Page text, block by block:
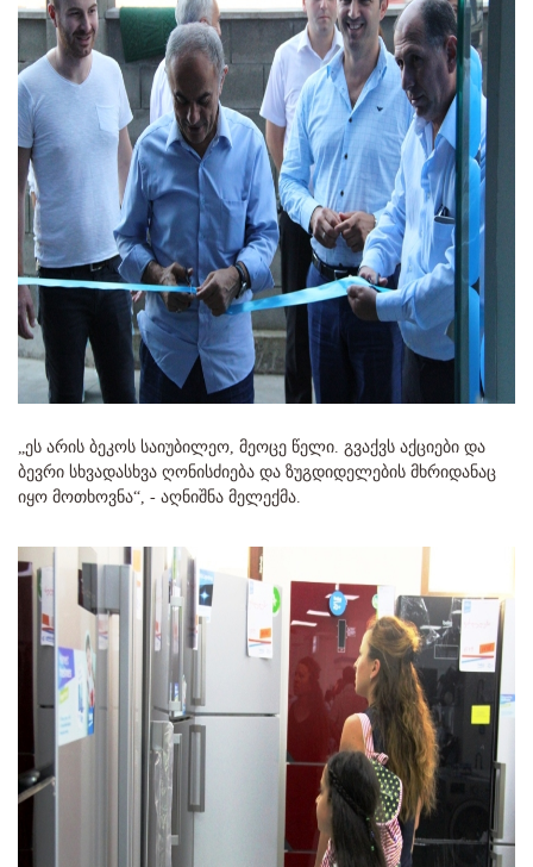
„ეს არის ბეკოს საიუბილეო, მეოცე წელი. გვაქვს აქციები და
ბევრი სხვადასხვა ღონისძიება და ზუგდიდელების მხრიდანაც
იყო მოთხოვნა“, - აღნიშნა მელექმა.